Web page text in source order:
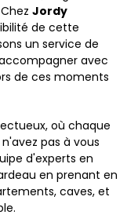
Jordy
de cette
un service de
avec
de ces moments
où chaque
pas à vous
d'experts en
en prenant en
caves, et